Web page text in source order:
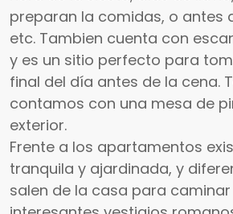
preparan la comidas, o antes
etc. Tambien cuenta con
y es un sitio perfecto para
final del día antes de la cena.
contamos con una mesa de
exterior.
Frente a los apartamentos
tranquila y ajardinada, y
salen de la casa para